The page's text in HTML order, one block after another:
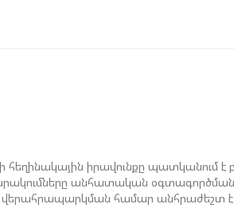
իրավունքը պատկանում է
անհատական օգտագործման
համար անհրաժեշտ է